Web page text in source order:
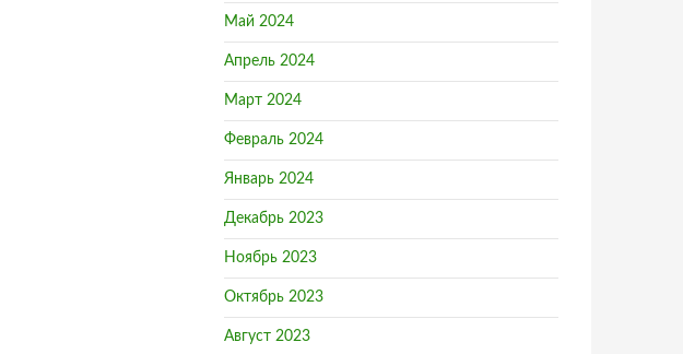
Май 2024
Апрель 2024
Март 2024
Февраль 2024
Январь 2024
Декабрь 2023
Ноябрь 2023
Октябрь 2023
Август 2023